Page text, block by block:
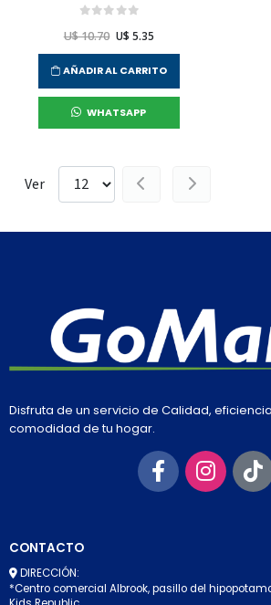
U$ 10.70 U$ 5.35
AÑADIR AL CARRITO
WHATSAPP
Ver
Disfruta de un servicio de Calidad,
comodidad de tu hogar.
CONTACTO
DIRECCIÓN:
*Centro comercial Albrook, pasillo del